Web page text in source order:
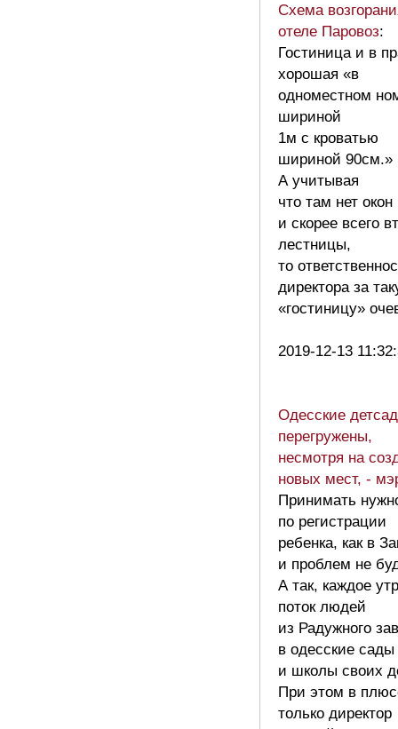
Схема
отеле Паровоз:
Гостиница и в
хорошая «в
одноместном
шириной
1м с кроватью
шириной 90см.»
А учитывая
что там нет окон
и скорее всего
лестницы,
то
директора за
«гостиницу»
2019-12-13
Одесские
перегружены,
несмотря на
новых мест, -
Принимать
по регистрации
ребенка, как в
и проблем не
А так, каждое
поток людей
из Радужного
в одесские сады
и школы своих
При этом в
только директор